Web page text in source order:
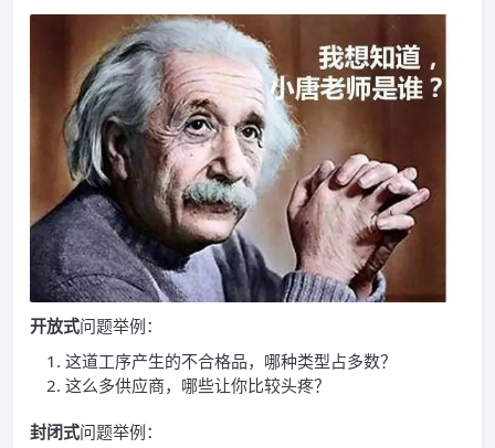
开放式问题举例：
这道工序产生的不合格品，哪种类型占多数？
这么多供应商，哪些让你比较头疼？
封闭式问题举例：